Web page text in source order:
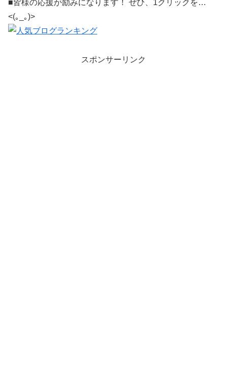
■皆様の応援が励みになります！ ぜひ、1クリックを…
<(｡_｡)>
スポンサーリンク